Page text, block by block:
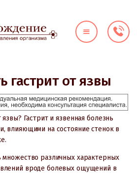
гастрит от язвы
язвы? Гастрит и язвенная болезнь
влияющими на состояние стенок в
множество различных характерных
вроде болевых ощущений в